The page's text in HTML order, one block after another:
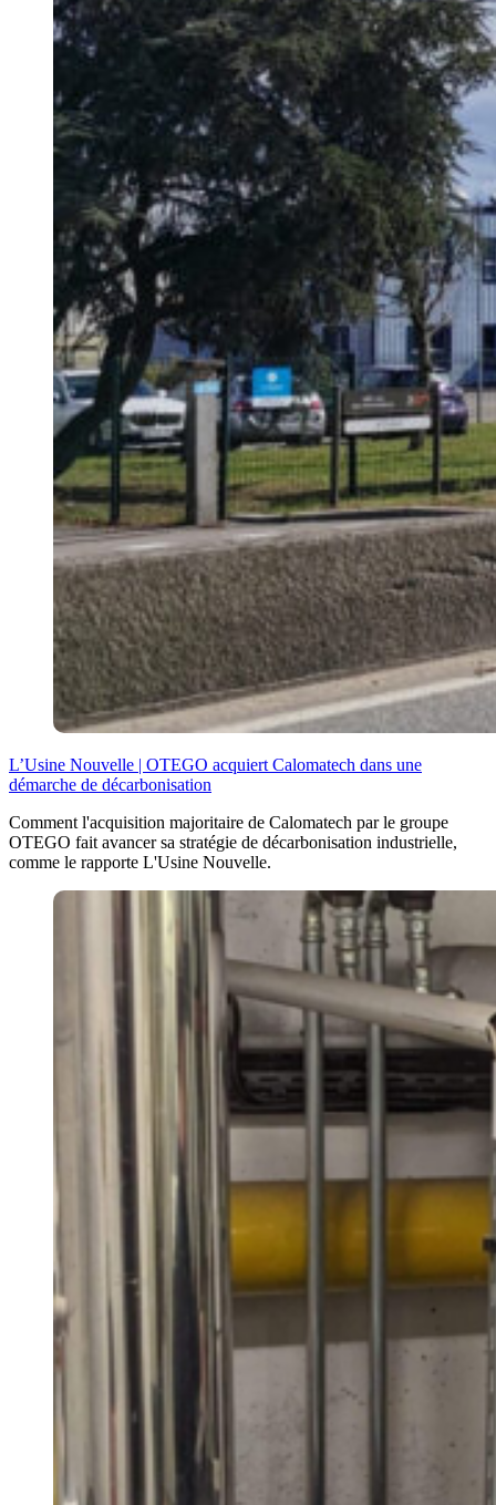
L’Usine Nouvelle | OTEGO acquiert Calomatech dans une
démarche de décarbonisation
Comment l'acquisition majoritaire de Calomatech par le groupe
OTEGO fait avancer sa stratégie de décarbonisation industrielle,
comme le rapporte L'Usine Nouvelle.